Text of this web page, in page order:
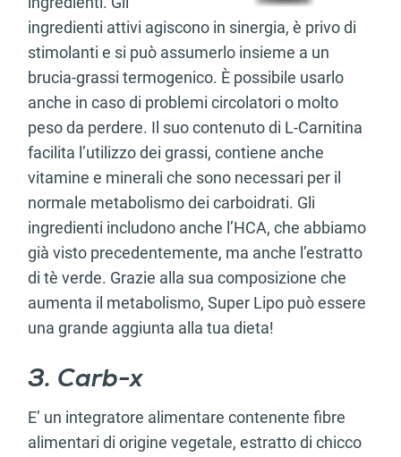
ingredienti attivi agiscono in sinergia, è privo di
stimolanti e si può assumerlo insieme a un
brucia-grassi termogenico. È possibile usarlo
anche in caso di problemi circolatori o molto
peso da perdere. Il suo contenuto di L-Carnitina
facilita l’utilizzo dei grassi, contiene anche
vitamine e minerali che sono necessari per il
normale metabolismo dei carboidrati. Gli
ingredienti includono anche l’HCA, che abbiamo
già visto precedentemente, ma anche l’estratto
di tè verde. Grazie alla sua composizione che
aumenta il metabolismo, Super Lipo può essere
una grande aggiunta alla tua dieta!
3. Carb-x
E’ un integratore alimentare contenente fibre
alimentari di origine vegetale, estratto di chicco